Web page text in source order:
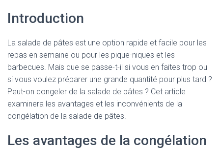
Introduction
La salade de pâtes est une option rapide et facile pour les
repas en semaine ou pour les pique-niques et les
barbecues. Mais que se passe-t-il si vous en faites trop ou
si vous voulez préparer une grande quantité pour plus tard ?
Peut-on congeler de la salade de pâtes ? Cet article
examinera les avantages et les inconvénients de la
congélation de la salade de pâtes.
Les avantages de la congélation